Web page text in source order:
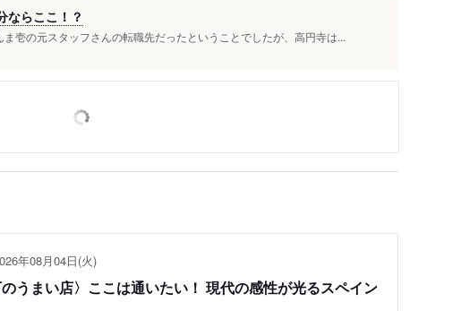
ならここ！？
壱の元スタッフさんの転職先だったということでしたが、高円寺は...
年08月04日(火)
のうまい店〉ここは通いたい！ 現代の感性が光るスペイン